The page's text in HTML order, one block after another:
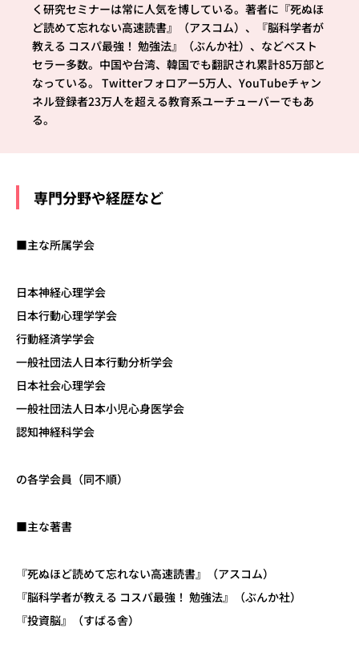
く研究セミナーは常に人気を博している。著者に『死ぬほ
ど読めて忘れない高速読書』（アスコム）、『脳科学者が
教える コスパ最強！ 勉強法』（ぶんか社）、などベスト
セラー多数。中国や台湾、韓国でも翻訳され累計85万部と
なっている。 Twitterフォロアー5万人、YouTubeチャン
ネル登録者23万人を超える教育系ユーチューバーでもあ
る。
専門分野や経歴など
■主な所属学会
日本神経心理学会
日本行動心理学学会
行動経済学学会
一般社団法人日本行動分析学会
日本社会心理学会
一般社団法人日本小児心身医学会
認知神経科学会
の各学会員（同不順）
■主な著書
『死ぬほど読めて忘れない高速読書』（アスコム）
『脳科学者が教える コスパ最強！ 勉強法』（ぶんか社）
『投資脳』（すばる舎）